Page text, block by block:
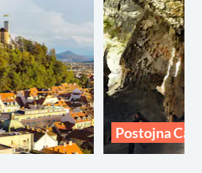
Postojna